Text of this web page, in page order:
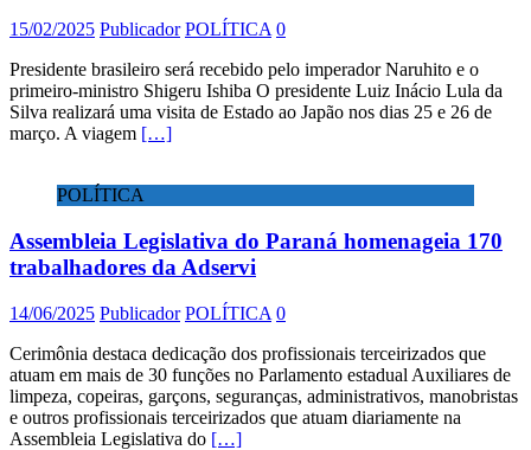
15/02/2025 Publicador POLÍTICA 0
Presidente brasileiro será recebido pelo imperador Naruhito e o
primeiro-ministro Shigeru Ishiba O presidente Luiz Inácio Lula da
Silva realizará uma visita de Estado ao Japão nos dias 25 e 26 de
março. A viagem […]
POLÍTICA
Assembleia Legislativa do Paraná homenageia 170
trabalhadores da Adservi
14/06/2025 Publicador POLÍTICA 0
Cerimônia destaca dedicação dos profissionais terceirizados que
atuam em mais de 30 funções no Parlamento estadual Auxiliares de
limpeza, copeiras, garçons, seguranças, administrativos, manobristas
e outros profissionais terceirizados que atuam diariamente na
Assembleia Legislativa do […]